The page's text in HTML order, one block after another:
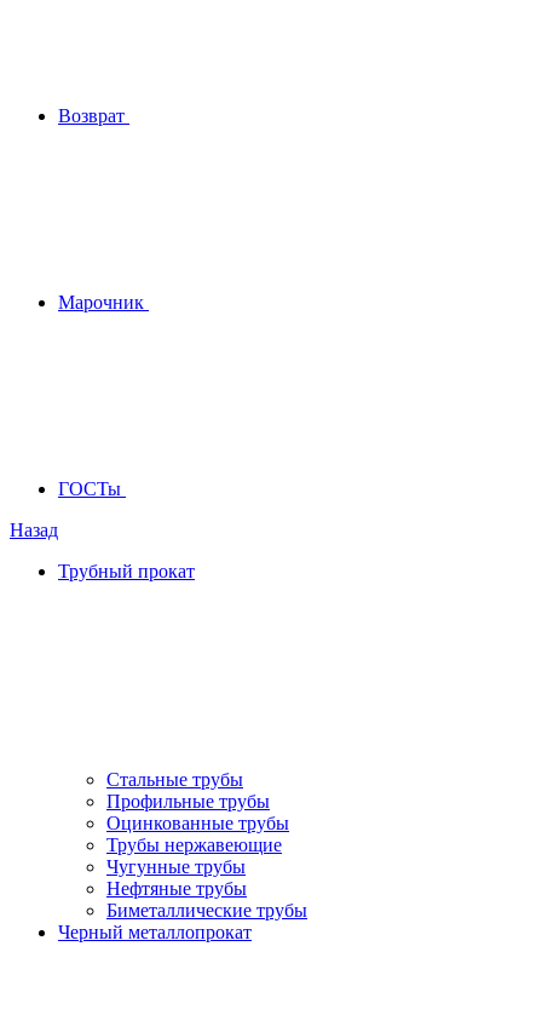
Возврат
Марочник
ГОСТы
Назад
Трубный прокат
Стальные трубы
Профильные трубы
Оцинкованные трубы
Трубы нержавеющие
Чугунные трубы
Нефтяные трубы
Биметаллические трубы
Черный металлопрокат